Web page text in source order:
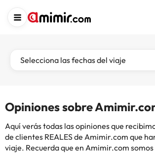
Selecciona las fechas del viaje
Opiniones sobre
Aquí verás todas las opiniones que
de clientes REALES de Amimir.com que
viaje. Recuerda que en Amimir.com somos